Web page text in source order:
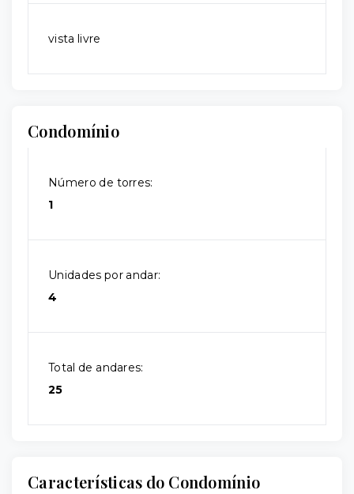
vista livre
Condomínio
Número de torres:
1
Unidades por andar:
4
Total de andares:
25
Características do Condomínio